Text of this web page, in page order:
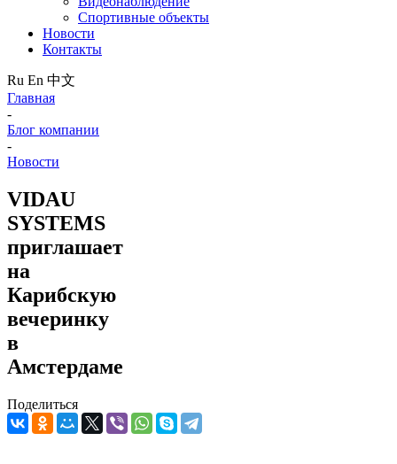
Спортивные объекты
Новости
Контакты
Ru En 中文
Главная
-
Блог компании
-
Новости
VIDAU
SYSTEMS
приглашает
на
Карибскую
вечеринку
в
Амстердаме
Поделиться